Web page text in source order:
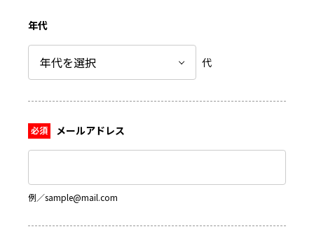
年代
代
メールアドレス
例／sample@mail.com